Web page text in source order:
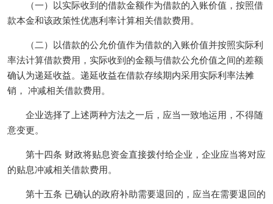
（一）以实际收到的借款金额作为借款的入账价值，按照借
款本金和该政策性优惠利率计算相关借款费用。
（二）以借款的公允价值作为借款的入账价值并按照实际利
率法计算借款费用，实际收到的金额与借款公允价值之间的差额
确认为递延收益。递延收益在借款存续期内采用实际利率法摊
销， 冲减相关借款费用。
企业选择了上述两种方法之一后，应当一致地运用，不得随
意变更。
第十四条 财政将贴息资金直接拨付给企业，企业应当将对应
的贴息冲减相关借款费用。
第十五条 已确认的政府补助需要退回的，应当在需要退回的